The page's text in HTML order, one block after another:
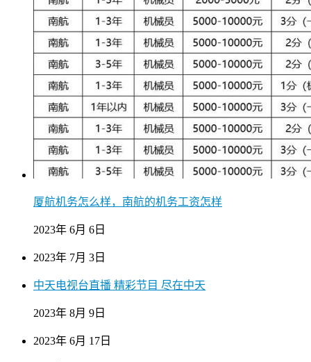
厦航机务怎么样，南航的机务工资怎样
2023年 6月 6日
2023年 7月 3日
中天电视台直播 精彩节目 尽在中天
2023年 8月 9日
2023年 6月 17日